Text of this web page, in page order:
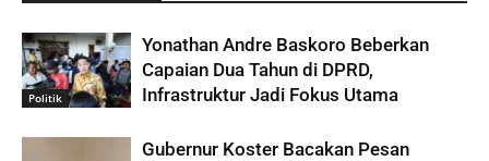
Politik
Yonathan Andre Baskoro Beberkan
Capaian Dua Tahun di DPRD,
Infrastruktur Jadi Fokus Utama
Gubernur Koster Bacakan Pesan